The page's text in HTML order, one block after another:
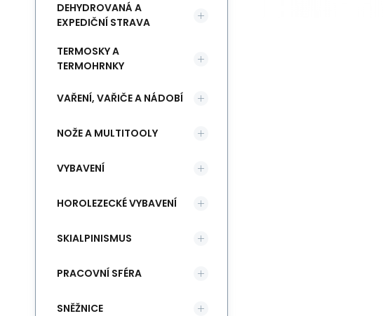
DEHYDROVANÁ A
EXPEDIČNÍ STRAVA
TERMOSKY A
TERMOHRNKY
VAŘENÍ, VAŘIČE A NÁDOBÍ
NOŽE A MULTITOOLY
VYBAVENÍ
HOROLEZECKÉ VYBAVENÍ
SKIALPINISMUS
PRACOVNÍ SFÉRA
SNĚŽNICE